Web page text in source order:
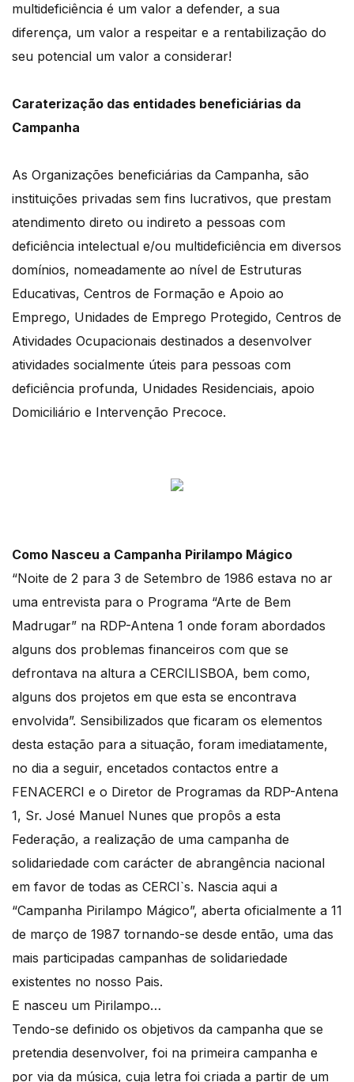
multideficiência é um valor a defender, a sua
diferença, um valor a respeitar e a rentabilização do
seu potencial um valor a considerar!
Caraterização das entidades beneficiárias da
Campanha
As Organizações beneficiárias da Campanha, são
instituições privadas sem fins lucrativos, que prestam
atendimento direto ou indireto a pessoas com
deficiência intelectual e/ou multideficiência em diversos
domínios, nomeadamente ao nível de Estruturas
Educativas, Centros de Formação e Apoio ao
Emprego, Unidades de Emprego Protegido, Centros de
Atividades Ocupacionais destinados a desenvolver
atividades socialmente úteis para pessoas com
deficiência profunda, Unidades Residenciais, apoio
Domiciliário e Intervenção Precoce.
Como Nasceu a Campanha Pirilampo Mágico
“Noite de 2 para 3 de Setembro de 1986 estava no ar
uma entrevista para o Programa “Arte de Bem
Madrugar” na RDP-Antena 1 onde foram abordados
alguns dos problemas financeiros com que se
defrontava na altura a CERCILISBOA, bem como,
alguns dos projetos em que esta se encontrava
envolvida”. Sensibilizados que ficaram os elementos
desta estação para a situação, foram imediatamente,
no dia a seguir, encetados contactos entre a
FENACERCI e o Diretor de Programas da RDP-Antena
1, Sr. José Manuel Nunes que propôs a esta
Federação, a realização de uma campanha de
solidariedade com carácter de abrangência nacional
em favor de todas as CERCI`s. Nascia aqui a
“Campanha Pirilampo Mágico”, aberta oficialmente a 11
de março de 1987 tornando-se desde então, uma das
mais participadas campanhas de solidariedade
existentes no nosso Pais.
E nasceu um Pirilampo…
Tendo-se definido os objetivos da campanha que se
pretendia desenvolver, foi na primeira campanha e
por via da música, cuja letra foi criada a partir de um